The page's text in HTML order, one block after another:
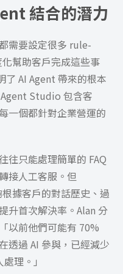
結合的潛力
需要設定很多 rule-
幫助客戶完成這些事
了 AI Agent 帶來的根本
Studio 包含客
一個都針對企業營運的
往只能處理簡單的 FAQ
接人工客服。但
據客戶的對話歷史、過
升首次解決率。Alan 分
以前他們可能有 70%
透過 AI 參與，已經減少
理。」